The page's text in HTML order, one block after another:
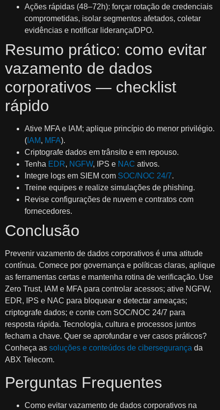
Ações rápidas (48–72h): forçar rotação de credenciais
comprometidas, isolar segmentos afetados, coletar
evidências e notificar liderança/DPO.
Resumo prático: como evitar
vazamento de dados
corporativos — checklist
rápido
Ative MFA e IAM; aplique princípio do menor privilégio.
( IAM, MFA).
Criptografe dados em trânsito e em repouso.
Tenha EDR, NGFW, IPS e NAC ativos.
Integre logs em SIEM com SOC/NOC 24/7.
Treine equipes e realize simulações de phishing.
Revise configurações de nuvem e contratos com
fornecedores.
Conclusão
Prevenir vazamento de dados corporativos é uma atitude
contínua. Comece por governança e políticas claras, aplique
as ferramentas certas e mantenha rotina de verificação. Use
Zero Trust, IAM e MFA para controlar acessos; ative NGFW,
EDR, IPS e NAC para bloquear e detectar ameaças;
criptografe dados; e conte com SOC/NOC 24/7 para
resposta rápida. Tecnologia, cultura e processos juntos
fecham a chave. Quer se aprofundar e ver casos práticos?
Conheça as soluções e conteúdos de cibersegurança da
ABX Telecom.
Perguntas Frequentes
Como evitar vazamento de dados corporativos na